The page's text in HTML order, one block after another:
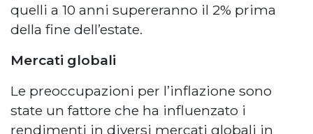
quelli a 10 anni supereranno il 2% prima
della fine dell’estate.
Mercati globali
Le preoccupazioni per l’inflazione sono
state un fattore che ha influenzato i
rendimenti in diversi mercati globali in